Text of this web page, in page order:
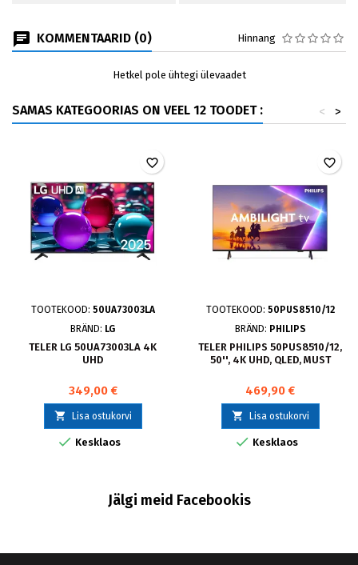
KOMMENTAARID (0) Hinnang
Hetkel pole ühtegi ülevaadet
SAMAS KATEGOORIAS ON VEEL 12 TOODET : >
<
TOOTEKOOD: 50UA73003LA
BRÄND: LG
TELER LG 50UA73003LA 4K
UHD
349,00 €
 Lisa ostukorvi
 Kesklaos
favorite_border
TOOTEKOOD: 50PUS8510/12
BRÄND: PHILIPS
TELER PHILIPS 50PUS8510/12,
50'', 4K UHD, QLED, MUST
469,90 €
 Lisa ostukorvi
 Kesklaos
favorite_border
Jälgi meid Facebookis